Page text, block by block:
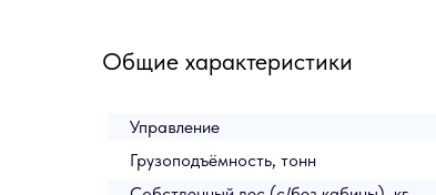
Общие характеристики
Управление
Грузоподъёмность, тонн